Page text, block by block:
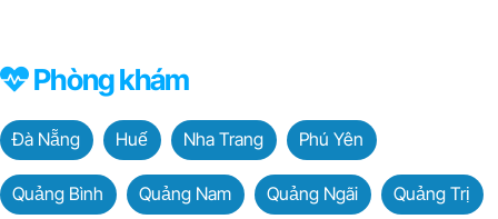
Phòng khám
Đà Nẵng Huế Nha Trang Phú Yên
Quảng Bình Quảng Nam Quảng Ngãi Quảng Trị